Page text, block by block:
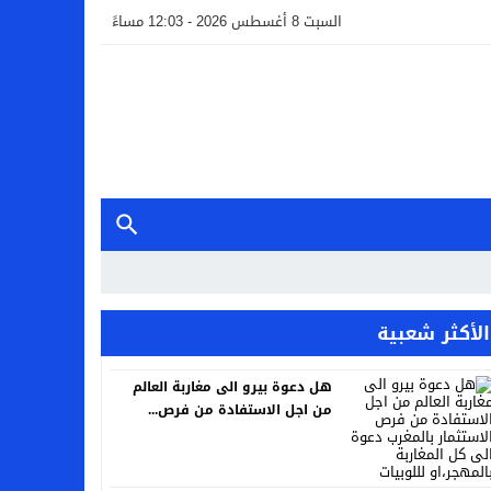
السبت 8 أغسطس 2026 - 12:03 مساءً
الأكثر شعبية
هل دعوة بيرو الى مغاربة العالم
من اجل الاستفادة من فرص...